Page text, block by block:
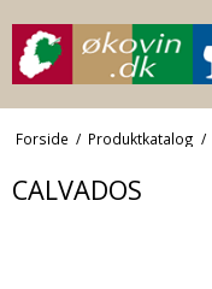
Forside / Produktkatalog /
CALVADOS